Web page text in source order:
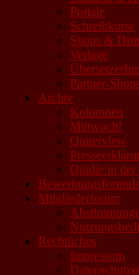
Portale
Schreibkurse
Shops &
Verlage
Partner-
Archiv
Kolumnen
Mittwoch!
Qinterview
Qindie in der
Mitgliederforum
Rechtliches
Impressum